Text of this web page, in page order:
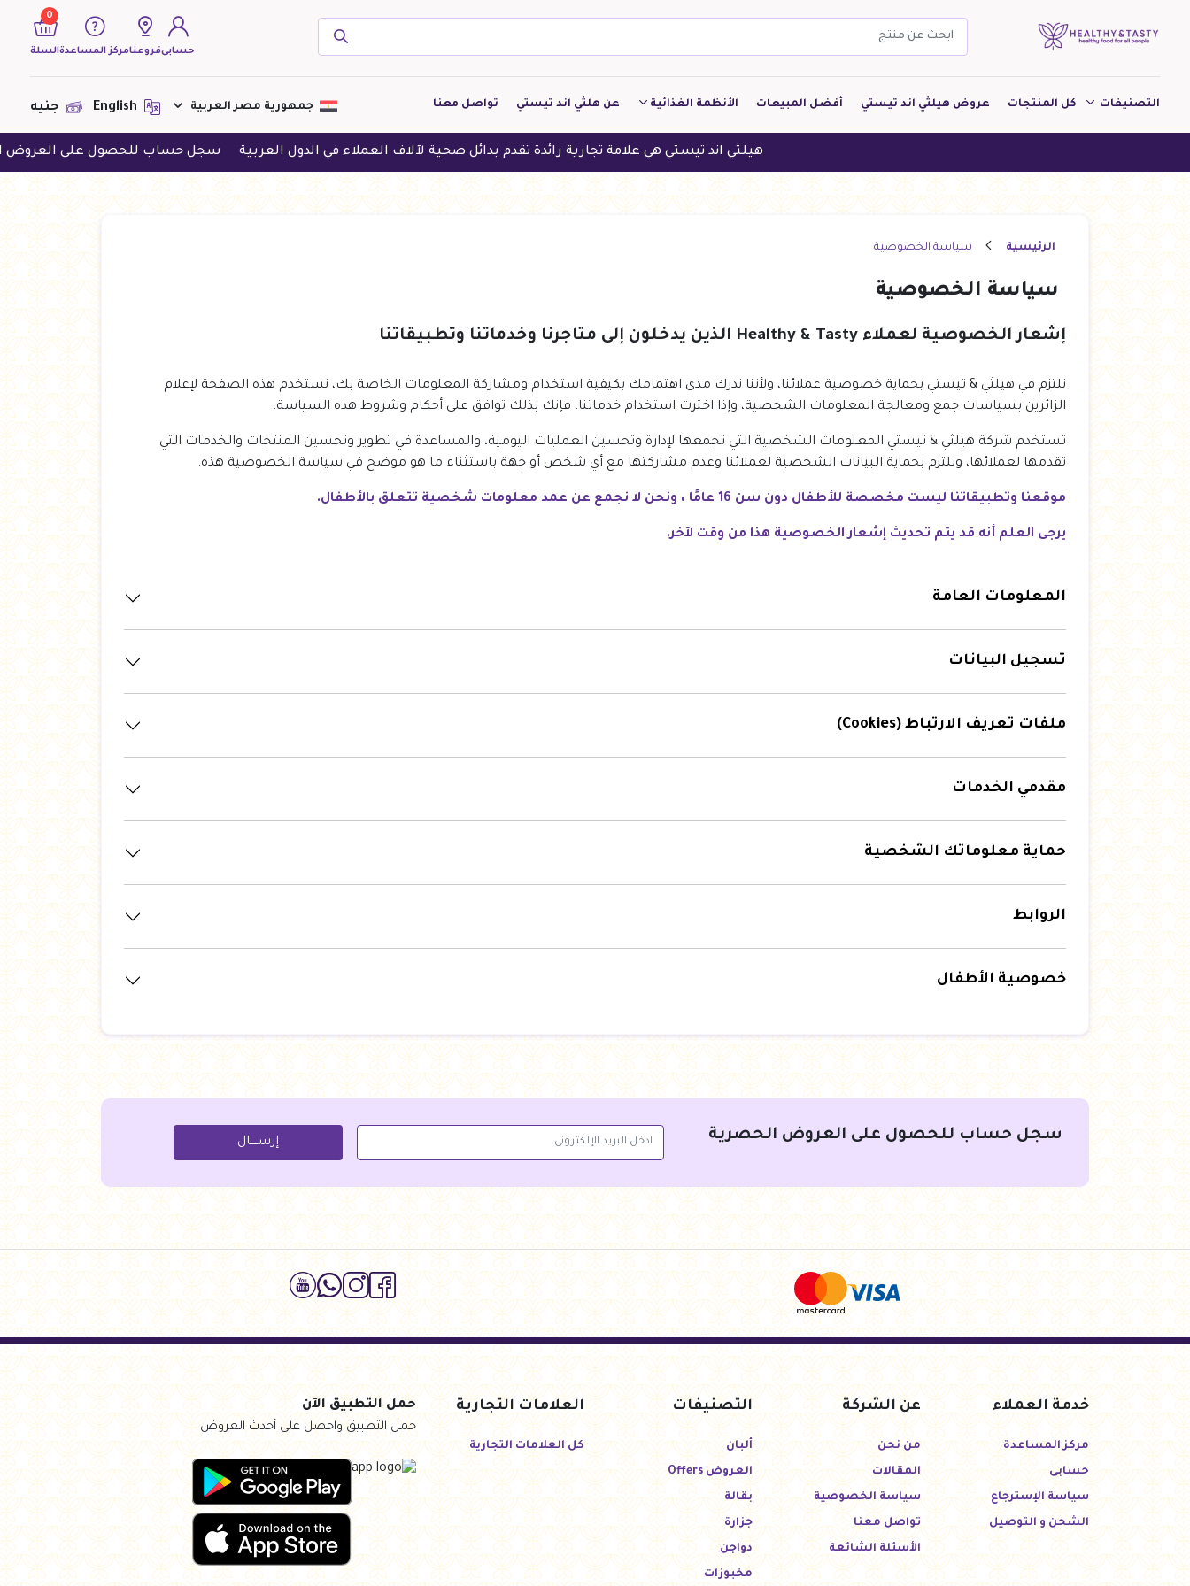
حسابىفروعنامركز المساعدة
0
السلة
لا يوجد منتجات لعرضها فى الوقت
الحالى
التصنيفات
مخبوزات
معجنات Pastry
بقالة
ألبان
بارات طاقة
دواجن
العروض Offers
جزارة
رايس كيك Rice cake
هيلثي كولا
كل المنتجات عروض هيلثي اند تيستي أفضل المبيعات الأنظمة الغذائية
منخفض الكربوهيدرات
منخفض البروتين
عن هلثي اند تيستي تواصل معنا جمهورية مصر العربية جنيه
هيلثي اند تيستي هي علامة تجارية رائدة تقدم بدائل صحية لآلاف العملاء في الدول العربية سجل حساب للحصول على العروض
الرئيسية سياسة الخصوصية
سياسة الخصوصية
إشعار الخصوصية لعملاء Healthy & Tasty الذين يدخلون إلى متاجرنا وخدماتنا وتطبيقاتنا
نلتزم في هيلثي & تيستي بحماية خصوصية عملائنا، ولأننا ندرك مدى اهتمامك بكيفية استخدام ومشاركة المعلومات الخاصة بك، نستخدم هذه الصفحة لإعلام
الزائرين بسياسات جمع ومعالجة المعلومات الشخصية، وإذا اخترت استخدام خدماتنا، فإنك بذلك توافق على أحكام وشروط هذه السياسة.
تستخدم شركة هيلثي & تيستي المعلومات الشخصية التي تجمعها لإدارة وتحسين العمليات اليومية، والمساعدة في تطوير وتحسين المنتجات والخدمات التي
تقدمها لعملائها، ونلتزم بحماية البيانات الشخصية لعملائنا وعدم مشاركتها مع أي شخص أو جهة باستثناء ما هو موضح في سياسة الخصوصية هذه.
موقعنا وتطبيقاتنا ليست مخصصة للأطفال دون سن 16 عامًا ، ونحن لا نجمع عن عمد معلومات شخصية تتعلق بالأطفال.
يرجى العلم أنه قد يتم تحديث إشعار الخصوصية هذا من وقت لآخر.
المعلومات العامة
تسجيل البيانات
ملفات تعريف الارتباط (Cookies)
مقدمي الخدمات
حماية معلوماتك الشخصية
الروابط
خصوصية الأطفال
سجل حساب للحصول على العروض الحصرية إرســــال
خدمة العملاء
مركز المساعدة
حسابى
سياسة الإسترجاع
الشحن و التوصيل
عن الشركة
من نحن
المقالات
سياسة الخصوصية
تواصل معنا
الأسئلة الشائعة
التصنيفات
ألبان
العروض Offers
بقالة
جزارة
دواجن
مخبوزات
العلامات التجارية
كل العلامات التجارية
حمل التطبيق الآن
حمل التطبيق واحصل على أحدث العروض